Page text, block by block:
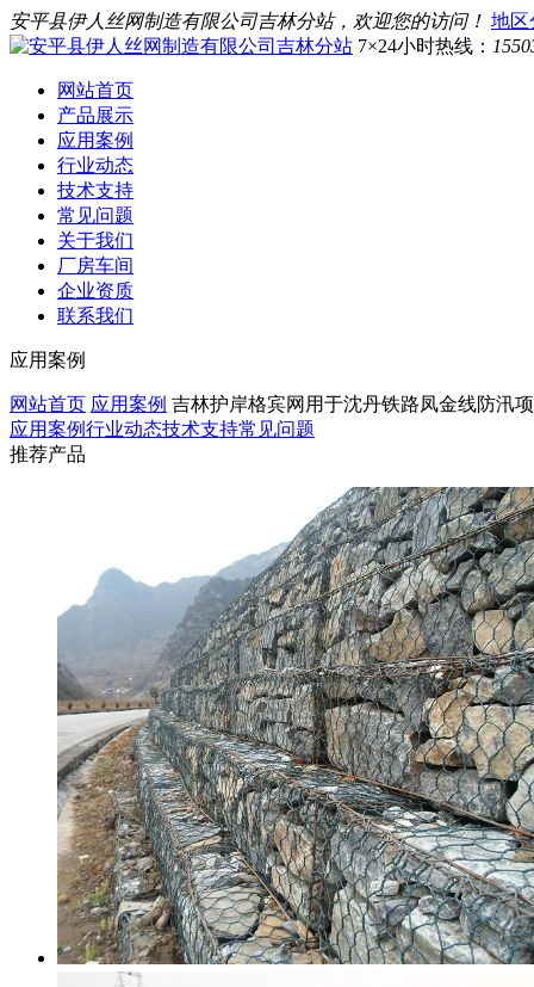
安平县伊人丝网制造有限公司吉林分站，欢迎您的访问！ 地区
7×24小时热线：
网站首页
产品展示
应用案例
行业动态
技术支持
常见问题
关于我们
厂房车间
企业资质
联系我们
应用案例
网站首页 应用案例 吉林护岸格宾网用于沈丹铁路凤金线防汛项
应用案例行业动态技术支持常见问题
推荐产品